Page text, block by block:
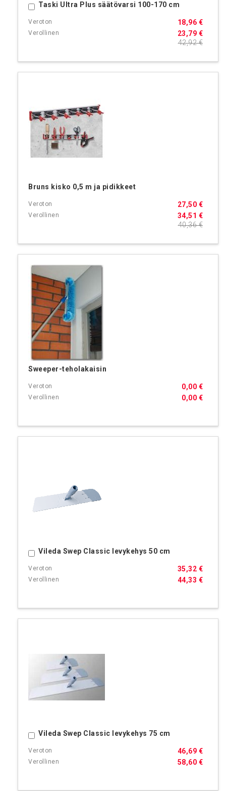
Taski Ultra Plus säätövarsi 100-170 cm
23,79 €
18,96 €
42,92 €
Ostoskoriin
Bruns kisko 0,5 m ja pidikkeet
34,51 €
27,50 €
40,36 €
Sweeper-teholakaisin
0,00 €
0,00 €
Vileda Swep Classic levykehys 50 cm
44,33 €
35,32 €
Ostoskoriin
Vileda Swep Classic levykehys 75 cm
58,60 €
46,69 €
Ostoskoriin